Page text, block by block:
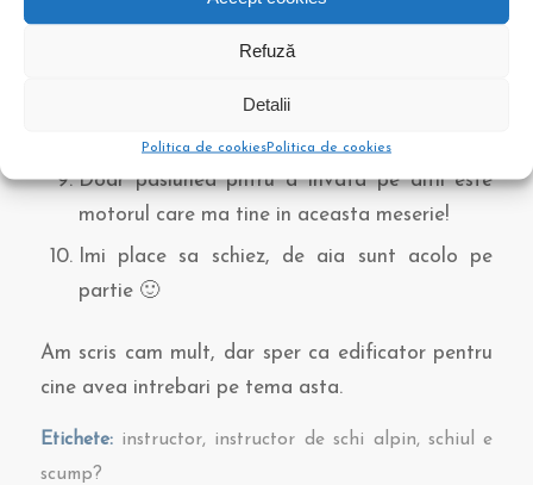
Refuză
Detalii
Politica de cookiesPolitica de cookies
Cheltuieli cu transportul, cazarea, masa. Nu
toti instructorii locuiesc la poalele muntelui.
Munca este doar sezoniera din care tre sa
scoti cheltuielile acestea. Nu lucrezi tot anul.
Doar pasiunea pntru a invata pe altii este
motorul care ma tine in aceasta meserie!
Imi place sa schiez, de aia sunt acolo pe
partie 🙂
Am scris cam mult, dar sper ca edificator pentru
cine avea intrebari pe tema asta.
Etichete: instructor, instructor de schi alpin,schiul e
scump?